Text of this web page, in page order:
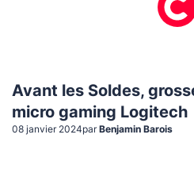
Avant les Soldes,
micro gaming Logitech
08 janvier 2024par Benjamin Barois